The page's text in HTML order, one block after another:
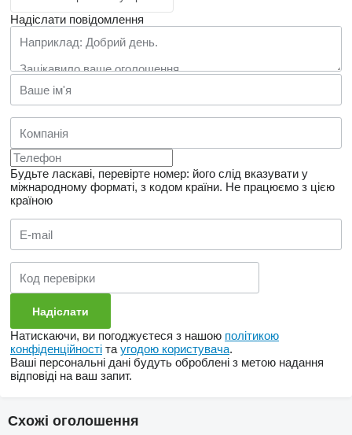
Надіслати повідомлення
Будьте ласкаві, перевірте номер: його слід вказувати у
міжнародному форматі, з кодом країни. Не працюємо з цією
країною
Натискаючи, ви погоджуєтеся з нашою політикою
конфіденційності та угодою користувача.
Ваші персональні дані будуть оброблені з метою надання
відповіді на ваш запит.
Схожі оголошення